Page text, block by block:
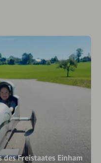
Freistaates Einham